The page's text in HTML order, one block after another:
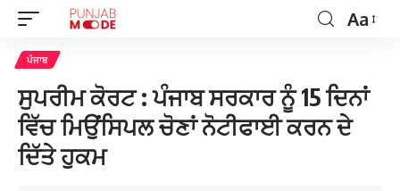
Aa
ਪੰਜਾਬ
ਸੁਪਰੀਮ ਕੋਰਟ : ਪੰਜਾਬ ਸਰਕਾਰ ਨੂੰ 15 ਦਿਨਾਂ
ਵਿੱਚ ਮਿਉਂਸਿਪਲ ਚੋਣਾਂ ਨੋਟੀਫਾਈ ਕਰਨ ਦੇ
ਦਿੱਤੇ ਹੁਕਮ